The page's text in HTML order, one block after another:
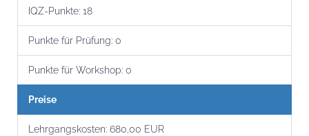
IQZ-Punkte: 18
Punkte für Prüfung: 0
Punkte für Workshop: 0
Preise
Lehrgangs­kosten: 680,00 EUR